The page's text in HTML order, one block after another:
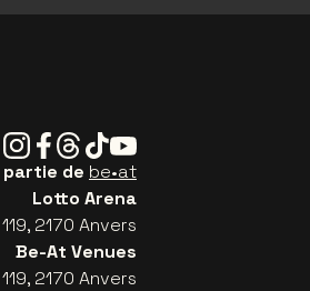
Instagram
Facebook
Threads
TiktokYoutube
de be•at
Lotto Arena
2170 Anvers
Be-At Venues
2170 Anvers